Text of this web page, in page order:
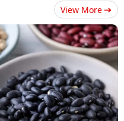
View More